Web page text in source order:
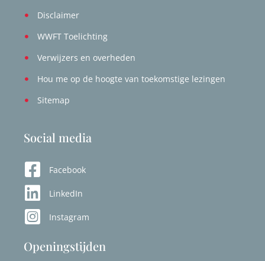
Disclaimer
WWFT Toelichting
Verwijzers en overheden
Hou me op de hoogte van toekomstige lezingen
Sitemap
Social media
Facebook
LinkedIn
Instagram
Openingstijden